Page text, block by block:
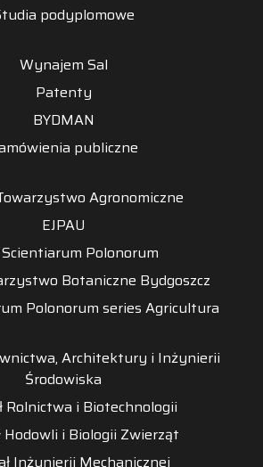
podyplomowe
Wynajem Sal
Patenty
BYDMAN
publiczne
Agronomiczne
EJPAU
Polonorum
Botaniczne Bydgoszcz
Polonorum series Agricultura
Architektury i Inżynierii
Środowiska
Rolnictwa i Biotechnologii
Hodowli i Biologii Zwierząt
Inżynierii Mechanicznej